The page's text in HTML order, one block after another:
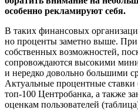
особенно рекламируют себя.
В таких финансовых
но проценты заметно выше.
собственных возможностей,
сопровождаются высокими
и нередко довольно большими
Актуальные процентные ставки
топ-100 Центробанка, а также
оценкам пользователей